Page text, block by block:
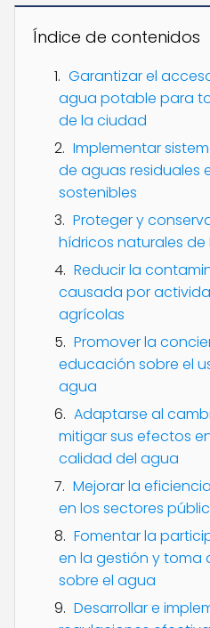
Índice de contenidos
Garantizar el
agua potable para
de la ciudad
Implementar
de aguas residuales
sostenibles
Proteger y
hídricos naturales
Reducir la
causada por
agrícolas
Promover la
educación sobre el
agua
Adaptarse al
mitigar sus efectos
calidad del agua
Mejorar la
en los sectores
Fomentar la
en la gestión y toma
sobre el agua
Desarrollar e